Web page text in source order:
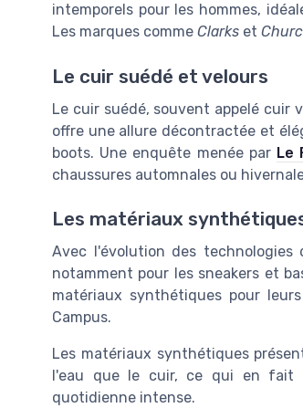
intemporels pour les hommes,
Les marques comme Clarks et
Le cuir suédé et velours
Le cuir suédé, souvent appelé cuir
offre une allure décontractée et
boots. Une enquête menée par Le
chaussures automnales ou
Les matériaux
Avec l'évolution des
notamment pour les sneakers et
matériaux synthétiques pour
Campus.
Les matériaux synthétiques
l'eau que le cuir, ce qui en fait
quotidienne intense.